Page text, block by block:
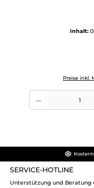
Inhalt:
Preise inkl.
Produkt Anzahl: Gib
SERVICE-HOTLINE
Unterstützung und Beratung